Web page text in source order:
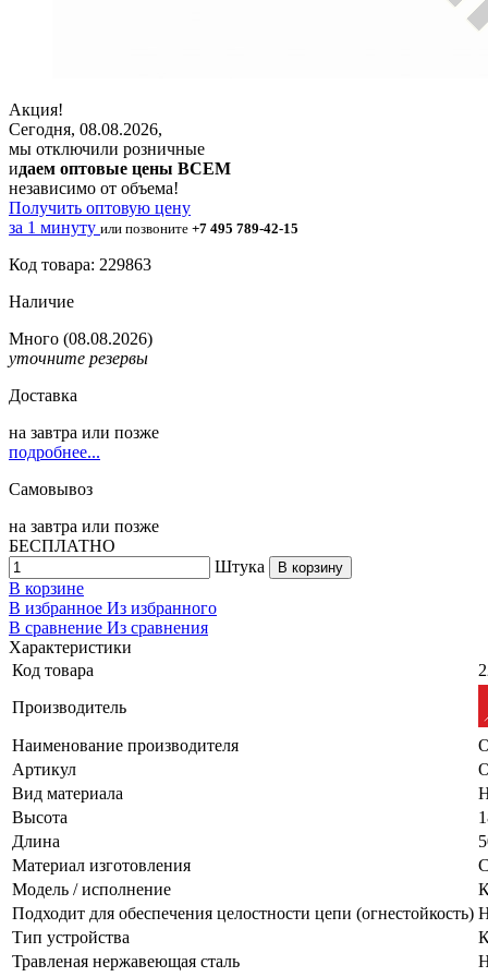
Акция!
Сегодня, 08.08.2026,
мы отключили розничные
идаем оптовые цены ВСЕМ
независимо от объема!
Получить оптовую цену
за 1 минуту или позвоните +7 495 789-42-15
Код товара: 229863
Наличие
Много (08.08.2026)
уточните резервы
Доставка
на завтра или позже
подробнее...
Самовывоз
на завтра или позже
БЕСПЛАТНО
Штука
В корзину
В корзине
В избранное Из избранного
В сравнение Из сравнения
Характеристики
Код товара
Производитель
Наименование производителя
Артикул
Вид материала
Высота
Длина
Материал изготовления
Модель / исполнение
Подходит для обеспечения целостности цепи (огнестойкость)
Тип устройства
Травленая нержавеющая сталь